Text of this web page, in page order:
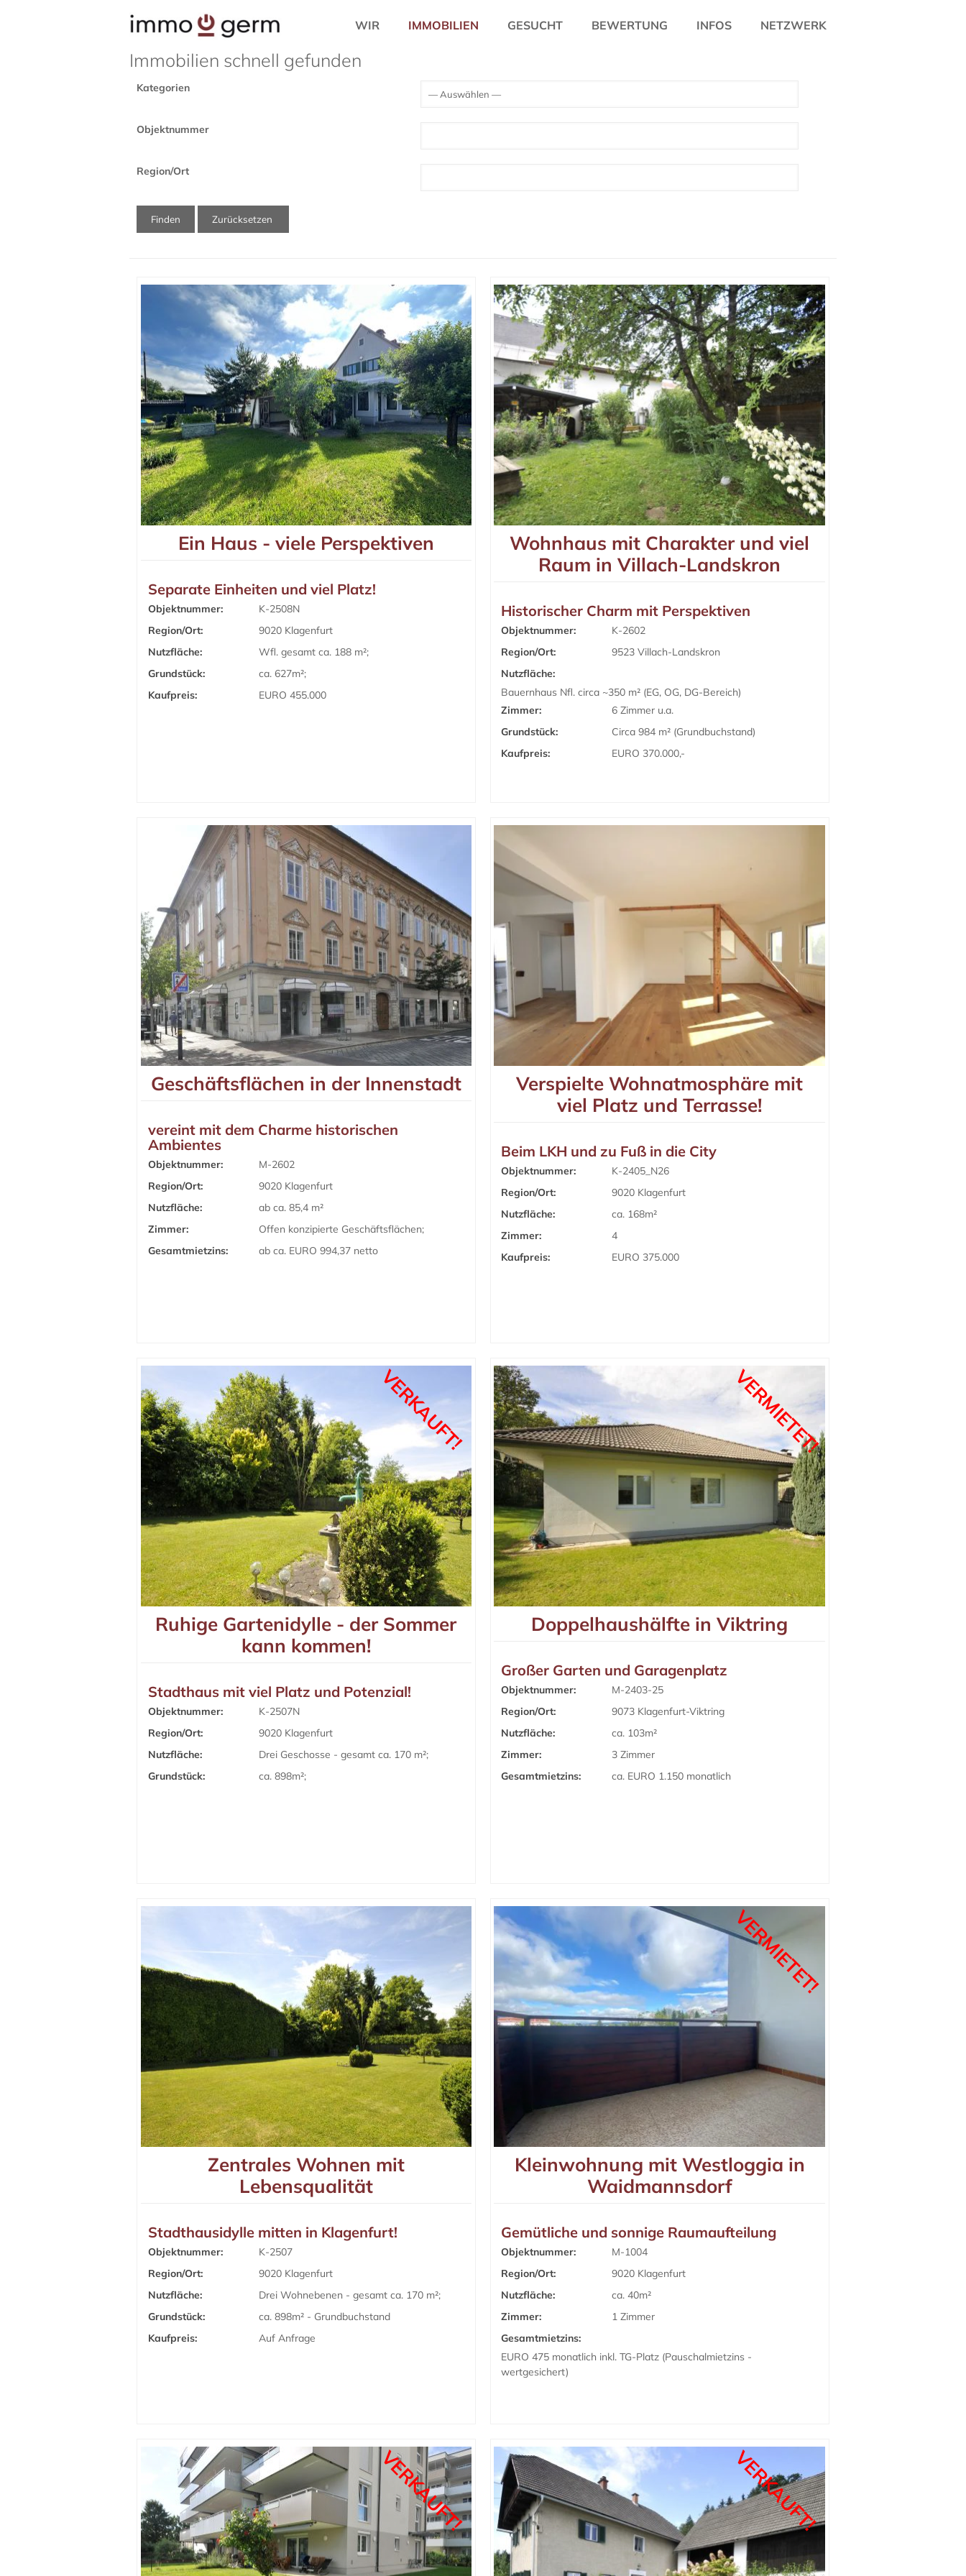
WIR IMMOBILIEN GESUCHT BEWERTUNG INFOS NETZWERK
Immobilien schnell gefunden
Kategorien
Objektnummer
Region/Ort
Ein Haus - viele Perspektiven
Separate Einheiten und viel Platz!
Objektnummer:
K-2508N
Region/Ort:
9020 Klagenfurt
Nutzfläche:
Wfl. gesamt ca. 188 m²;
Grundstück:
ca. 627m²;
Kaufpreis:
EURO 455.000
Wohnhaus mit Charakter und viel
Raum in Villach-Landskron
Historischer Charm mit Perspektiven
Objektnummer:
K-2602
Region/Ort:
9523 Villach-Landskron
Nutzfläche:
Bauernhaus Nfl. circa ~350 m² (EG, OG, DG-Bereich)
Zimmer:
6 Zimmer u.a.
Grundstück:
Circa 984 m² (Grundbuchstand)
Kaufpreis:
EURO 370.000,-
Geschäftsflächen in der Innenstadt
vereint mit dem Charme historischen
Ambientes
Objektnummer:
M-2602
Region/Ort:
9020 Klagenfurt
Nutzfläche:
ab ca. 85,4 m²
Zimmer:
Offen konzipierte Geschäftsflächen;
Gesamtmietzins:
ab ca. EURO 994,37 netto
Verspielte Wohnatmosphäre mit
viel Platz und Terrasse!
Beim LKH und zu Fuß in die City
Objektnummer:
K-2405_N26
Region/Ort:
9020 Klagenfurt
Nutzfläche:
ca. 168m²
Zimmer:
4
Kaufpreis:
EURO 375.000
VERKAUFT!
Ruhige Gartenidylle - der Sommer
kann kommen!
Stadthaus mit viel Platz und Potenzial!
Objektnummer:
K-2507N
Region/Ort:
9020 Klagenfurt
Nutzfläche:
Drei Geschosse - gesamt ca. 170 m²;
Grundstück:
ca. 898m²;
VERMIETET!
Doppelhaushälfte in Viktring
Großer Garten und Garagenplatz
Objektnummer:
M-2403-25
Region/Ort:
9073 Klagenfurt-Viktring
Nutzfläche:
ca. 103m²
Zimmer:
3 Zimmer
Gesamtmietzins:
ca. EURO 1.150 monatlich
Zentrales Wohnen mit
Lebensqualität
Stadthausidylle mitten in Klagenfurt!
Objektnummer:
K-2507
Region/Ort:
9020 Klagenfurt
Nutzfläche:
Drei Wohnebenen - gesamt ca. 170 m²;
Grundstück:
ca. 898m² - Grundbuchstand
Kaufpreis:
Auf Anfrage
VERMIETET!
Kleinwohnung mit Westloggia in
Waidmannsdorf
Gemütliche und sonnige Raumaufteilung
Objektnummer:
M-1004
Region/Ort:
9020 Klagenfurt
Nutzfläche:
ca. 40m²
Zimmer:
1 Zimmer
Gesamtmietzins:
EURO 475 monatlich inkl. TG-Platz (Pauschalmietzins -
wertgesichert)
VERKAUFT! VERKAUFT!